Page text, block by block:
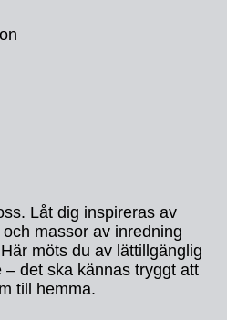
Låt dig inspireras av
massor av inredning
möts du av lättillgänglig
det ska kännas tryggt att
till hemma.